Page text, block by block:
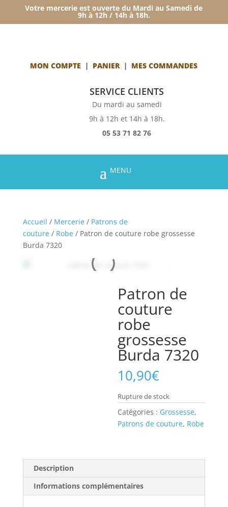
Votre mercerie est ouverte du Mardi au Samedi de
9h à 12h / 14h à 18h.
MON COMPTE | PANIER| MES COMMANDES
SERVICE CLIENTS
Du mardi au samedi
9h à 12h et 14h à 18h.
05 53 71 82 76
Accueil / Mercerie/ Patrons de
couture/ Robe/ Patron de couture robe grossesse
Burda 7320
Patron de
couture
robe
grossesse
Burda 7320
10,90€
Rupture de stock
Catégories : Grossesse,
Patrons de couture, Robe
Description
Informations complémentaires